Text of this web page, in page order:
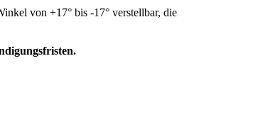
von +17° bis -17° verstellbar, die